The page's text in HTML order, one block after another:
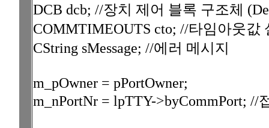
DCB dcb; //장치 제어 블록 구조체
COMMTIMEOUTS cto; //타임아웃값
CString sMessage; //에러 메시지
m_pOwner = pPortOwner;
m_nPortNr = lpTTY->byCommPort; //